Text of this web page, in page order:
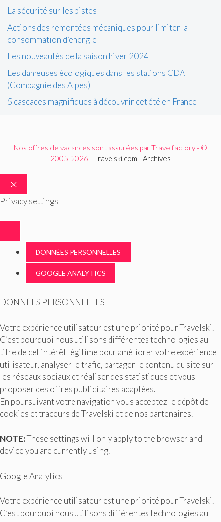
La sécurité sur les pistes
Actions des remontées mécaniques pour limiter la
consommation d’énergie
Les nouveautés de la saison hiver 2024
Les dameuses écologiques dans les stations CDA
(Compagnie des Alpes)
5 cascades magnifiques à découvrir cet été en France
Nos offres de vacances sont assurées par Travelfactory - ©
2005-2026 | Travelski.com Archives
FERMER
Privacy settings
DONNÉES PERSONNELLES
GOOGLE ANALYTICS
DONNÉES PERSONNELLES
Votre expérience utilisateur est une priorité pour Travelski.
C’est pourquoi nous utilisons différentes technologies au
titre de cet intérêt légitime pour améliorer votre expérience
utilisateur, analyser le trafic, partager le contenu du site sur
les réseaux sociaux et réaliser des statistiques et vous
proposer des offres publicitaires adaptées.
En poursuivant votre navigation vous acceptez le dépôt de
cookies et traceurs de Travelski et de nos partenaires.
NOTE:These settings will only apply to the browser and
device you are currently using.
Google Analytics
Votre expérience utilisateur est une priorité pour Travelski.
C’est pourquoi nous utilisons différentes technologies au